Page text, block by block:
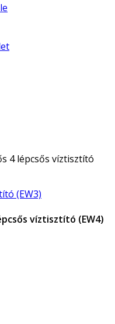
4 lépcsős víztisztító
(EW3)
víztisztító (EW4)